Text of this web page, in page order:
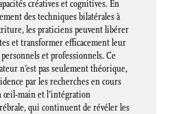
créatives et cognitives. En
des techniques bilatérales à
les praticiens peuvent libérer
et transformer efficacement leur
et professionnels. Ce
n’est pas seulement théorique,
par les recherches en cours
œil-main et l’intégration
qui continuent de révéler les